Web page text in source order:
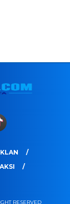
RESERVED